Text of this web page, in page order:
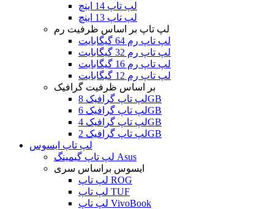
لپ تاپ 14 اینچ
لپ تاپ 13 اینچ
لپ تاپ بر اساس ظرفیت رم
لپ تاپ رم 64 گیگابایت
لپ تاپ رم 32 گیگابایت
لپ تاپ رم 16 گیگابایت
لپ تاپ رم 12 گیگابایت
بر اساس ظرفیت گرافیک
لپ تاپ گرافیک 8GB
لپ تاپ گرافیک 6GB
لپ تاپ گرافیک 4GB
لپ تاپ گرافیک 2GB
لپ تاپ ایسوس
لپ تاپ گیمینگ Asus
ایسوس براساس سری
لپ تاپ ROG
لپ تاپ TUF
لپ تاپ VivoBook